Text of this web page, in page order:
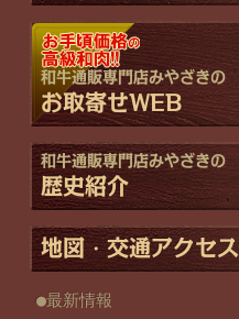
和牛通販専門店みやざきの
お取寄せWEB
和牛通販専門店みやざきの
歴史紹介
地図・交通アクセス
最新情報